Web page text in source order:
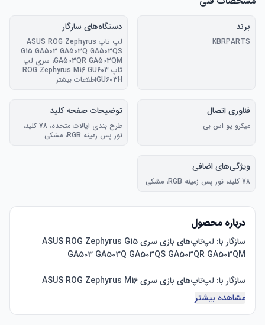
برند
KBRPARTS
دستگاه‌های سازگار
لپ تاپ ASUS ROG Zephyrus
G15 GA503 GA503Q GA503QS
‎GA503QR GA503QM، سری لپ
تاپ ROG Zephyrus M16 GU603
GU603Hاطلاعات بیشتر
فناوری اتصال
میکرو یو اس بی
توضیحات صفحه کلید
طرح بندی ایالات متحده، 78 کلید،
نور پس زمینه RGB، مشکی
ویژگی‌های اضافی
78 کلید، نور پس زمینه RGB، مشکی
درباره محصول
مشاهده بیشتر